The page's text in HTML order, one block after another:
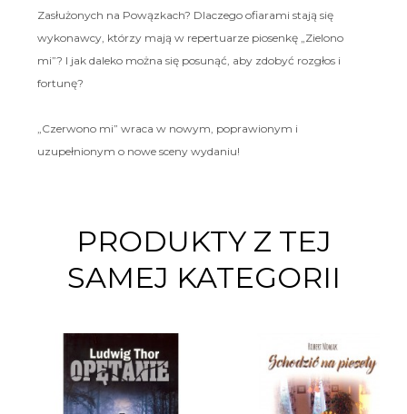
Zasłużonych na Powązkach? Dlaczego ofiarami stają się
wykonawcy, którzy mają w repertuarze piosenkę „Zielono
mi”? I jak daleko można się posunąć, aby zdobyć rozgłos i
fortunę?
„Czerwono mi” wraca w nowym, poprawionym i
uzupełnionym o nowe sceny wydaniu!
PRODUKTY Z TEJ
SAMEJ KATEGORII